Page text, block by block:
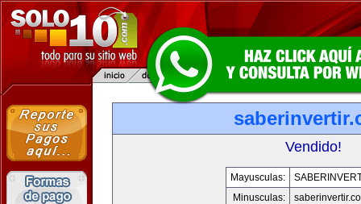
Vendido!
Mayusculas:
Minusculas: